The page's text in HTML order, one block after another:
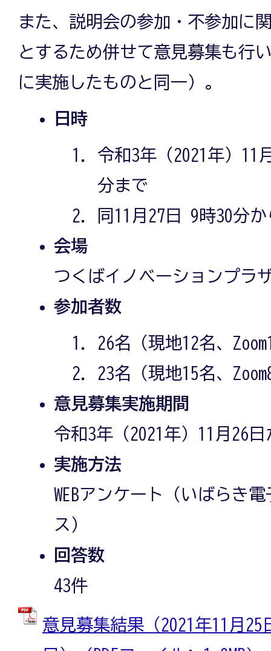
また、説明会の参加・不参加に
とするため併せて意見募集も行
に実施したものと同一）。
日時
令和3年（2021年）11
分まで
同11月27日 9時30分
会場
つくばイノベーションプラ
参加者数
26名（現地12名、
23名（現地15名、
意見募集実施期間
令和3年（2021年）11月26
実施方法
WEBアンケート（いばらき
ス）
回答数
43件
意見募集結果（2021年11月